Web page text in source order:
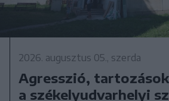
2026. augusztus 05., szerda
Agresszió,
a székelyudvarhelyi